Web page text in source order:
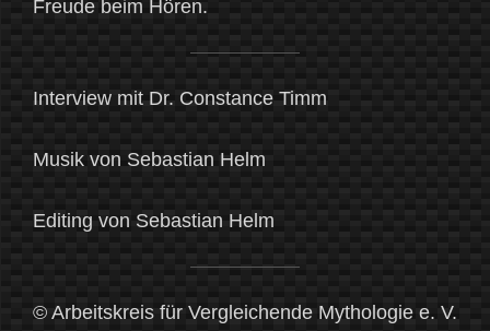
Freude beim Hören.
Interview mit Dr. Constance Timm
Musik von Sebastian Helm
Editing von Sebastian Helm
© Arbeitskreis für Vergleichende Mythologie e. V.